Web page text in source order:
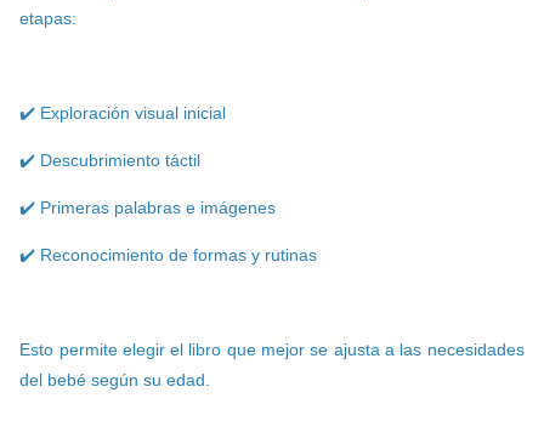
etapas:
✔️ Exploración visual inicial
✔️ Descubrimiento táctil
✔️ Primeras palabras e imágenes
✔️ Reconocimiento de formas y rutinas
Esto permite elegir el libro que mejor se ajusta a las necesidades
del bebé según su edad.